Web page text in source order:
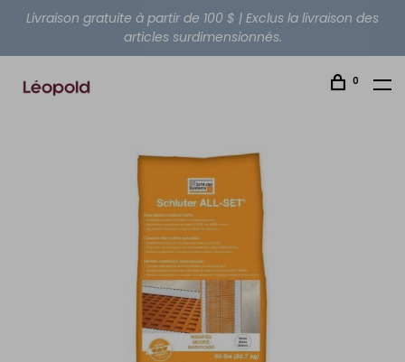
Livraison gratuite à partir de 100 $ | Exclus la livraison des
articles surdimensionnés.
0